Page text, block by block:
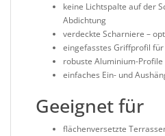
keine Lichtspalte auf der
Abdichtung
verdeckte Scharniere –
eingefasstes Griffprofil
robuste Aluminium-
einfaches Ein- und
Geeignet für
flächenversetzte